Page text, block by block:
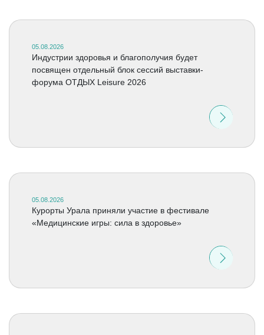
05.08.2026
Индустрии здоровья и благополучия будет
посвящен отдельный блок сессий выставки-
форума ОТДЫХ Leisure 2026
05.08.2026
Курорты Урала приняли участие в фестивале
«Медицинские игры: сила в здоровье»